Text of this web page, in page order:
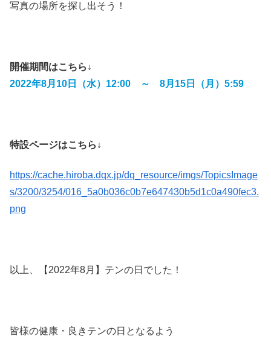
写真の場所を探し出そう！
開催期間はこちら↓
2022年8月10日（水）12:00 ～ 8月15日（月）5:59
特設ページはこちら↓
https://cache.hiroba.dqx.jp/dq_resource/imgs/TopicsImage
s/3200/3254/016_5a0b036c0b7e647430b5d1c0a490fec3.
png
以上、【2022年8月】テンの日でした！
皆様の健康・良きテンの日となるよう